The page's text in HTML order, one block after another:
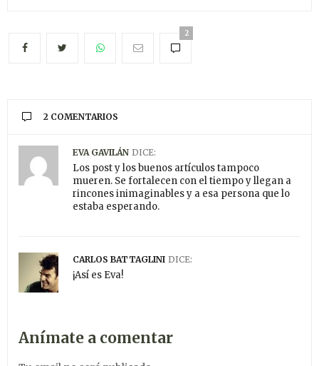
2
2 COMENTARIOS
EVA GAVILÁN DICE:
Los post y los buenos artículos tampoco
mueren. Se fortalecen con el tiempo y llegan a
rincones inimaginables y a esa persona que lo
estaba esperando.
CARLOS BATTAGLINI DICE:
¡Así es Eva!
Anímate a comentar